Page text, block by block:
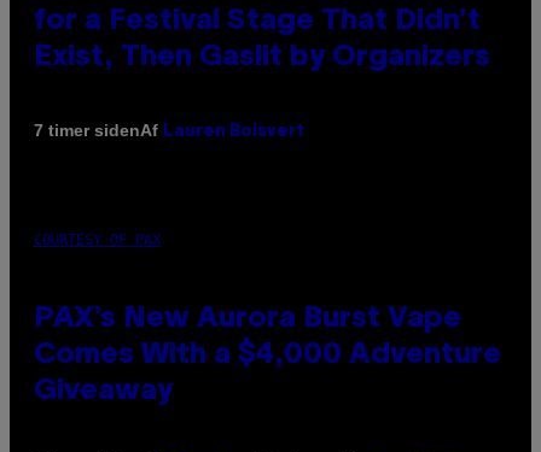
for a Festival Stage That Didn’t
Exist, Then Gaslit by Organizers
7 timer sidenAf Lauren Boisvert
COURTESY OF PAX
PAX’s New Aurora Burst Vape
Comes With a $4,000 Adventure
Giveaway